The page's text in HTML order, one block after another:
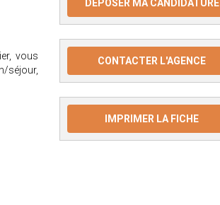
vous
séjour,
DÉPOSER MA CANDIDATURE
CONTACTER L'AGENCE
IMPRIMER LA FICHE